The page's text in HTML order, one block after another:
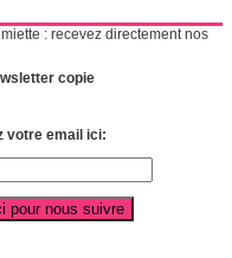
: recevez directement nos
votre email ici: